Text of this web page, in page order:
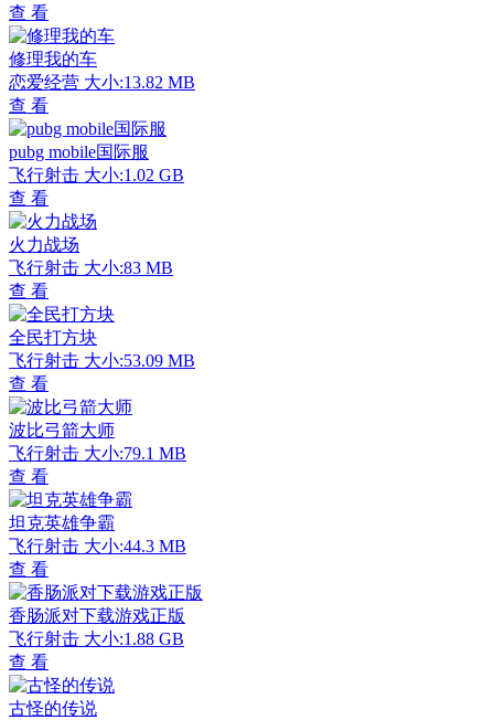
查 看
修理我的车
恋爱经营 大小:13.82 MB
查 看
pubg mobile国际服
飞行射击 大小:1.02 GB
查 看
火力战场
飞行射击 大小:83 MB
查 看
全民打方块
飞行射击 大小:53.09 MB
查 看
波比弓箭大师
飞行射击 大小:79.1 MB
查 看
坦克英雄争霸
飞行射击 大小:44.3 MB
查 看
香肠派对下载游戏正版
飞行射击 大小:1.88 GB
查 看
古怪的传说